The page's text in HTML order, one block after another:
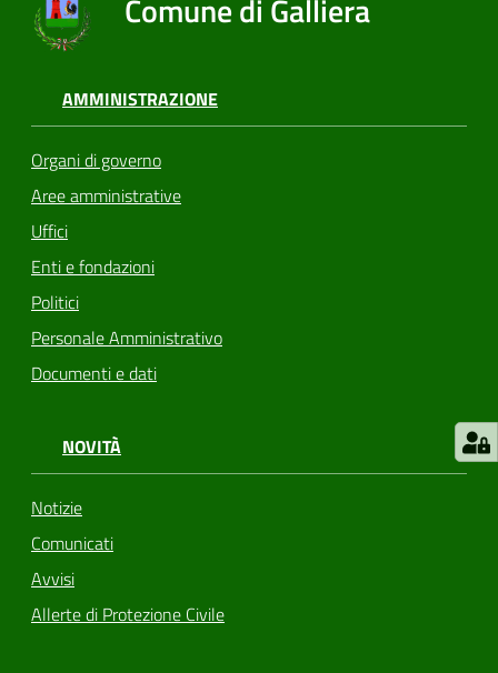
Comune di Galliera
AMMINISTRAZIONE
Organi di governo
Aree amministrative
Uffici
Enti e fondazioni
Politici
Personale Amministrativo
Documenti e dati
NOVITÀ
Notizie
Comunicati
Avvisi
Allerte di Protezione Civile